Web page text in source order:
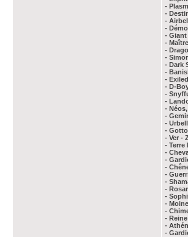
-
-
-
-
- Giant
-
-
-
- Dark
-
-
- D-
-
-
-
-
-
-
- Ver -
- Terre
-
-
-
-
-
-
-
-
-
-
-
-